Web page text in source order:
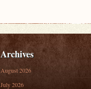
Archives
August 2026
July 2026